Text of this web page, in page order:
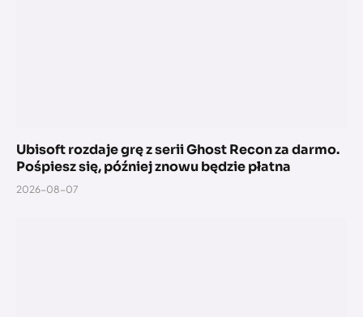
Ubisoft rozdaje grę z serii Ghost Recon za darmo.
Pośpiesz się, później znowu będzie płatna
2026-08-07